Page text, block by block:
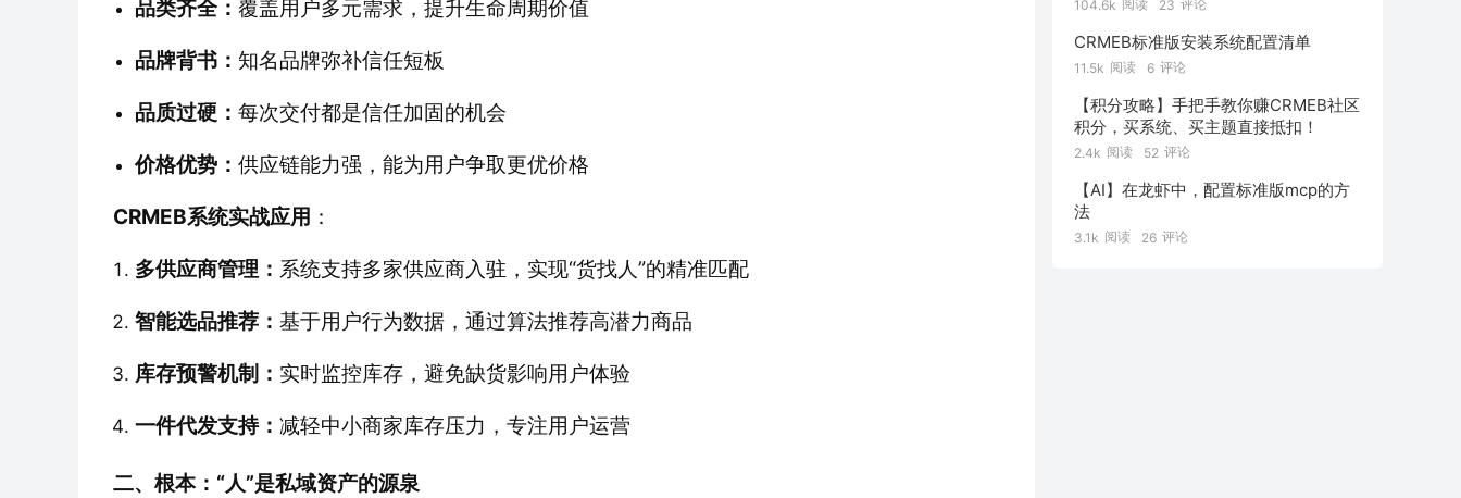
品类齐全： 覆盖用户多元需求，提升生命周期价值
品牌背书： 知名品牌弥补信任短板
品质过硬： 每次交付都是信任加固的机会
价格优势： 供应链能力强，能为用户争取更优价格
CRMEB系统实战应用 ：
多供应商管理： 系统支持多家供应商入驻，实现“货找人”的精准匹配
智能选品推荐： 基于用户行为数据，通过算法推荐高潜力商品
库存预警机制： 实时监控库存，避免缺货影响用户体验
一件代发支持： 减轻中小商家库存压力，专注用户运营
二、根本：“人”是私域资产的源泉
104.6k 阅读 23 评论
CRMEB标准版安装系统配置清单
11.5k 阅读 6 评论
【积分攻略】手把手教你赚CRMEB社区
积分，买系统、买主题直接抵扣！
2.4k 阅读 52 评论
【AI】在龙虾中，配置标准版mcp的方
法
3.1k 阅读 26 评论